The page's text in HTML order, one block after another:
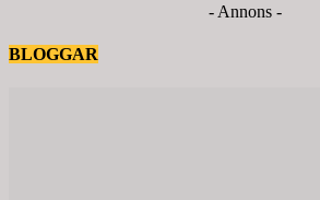
- Annons -
BLOGGAR